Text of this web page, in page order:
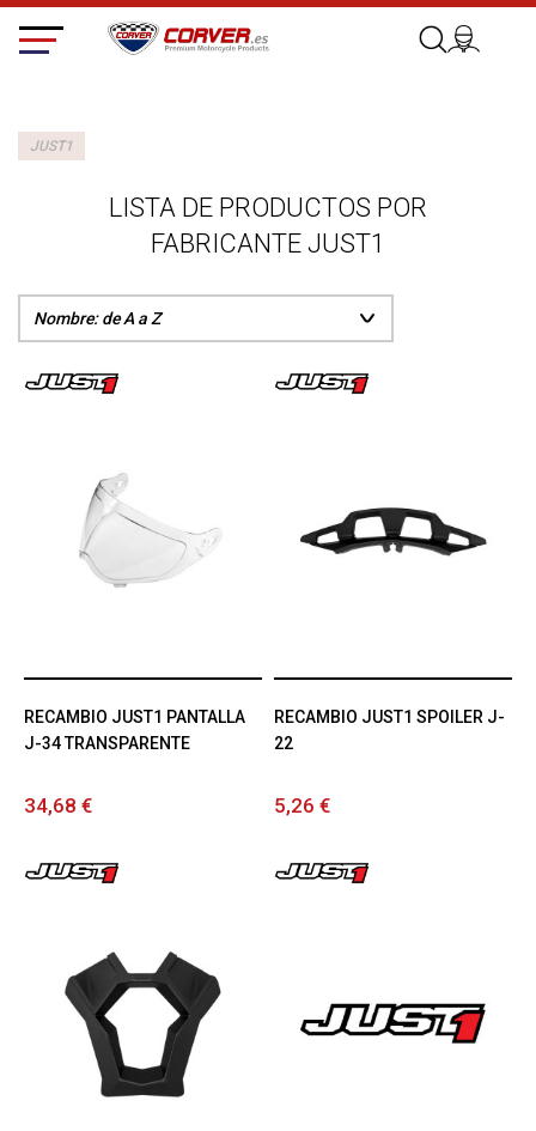
JUST1
LISTA DE PRODUCTOS POR
FABRICANTE JUST1
RECAMBIO JUST1 PANTALLA
J-34 TRANSPARENTE
34,68 €
RECAMBIO JUST1 SPOILER J-
22
5,26 €